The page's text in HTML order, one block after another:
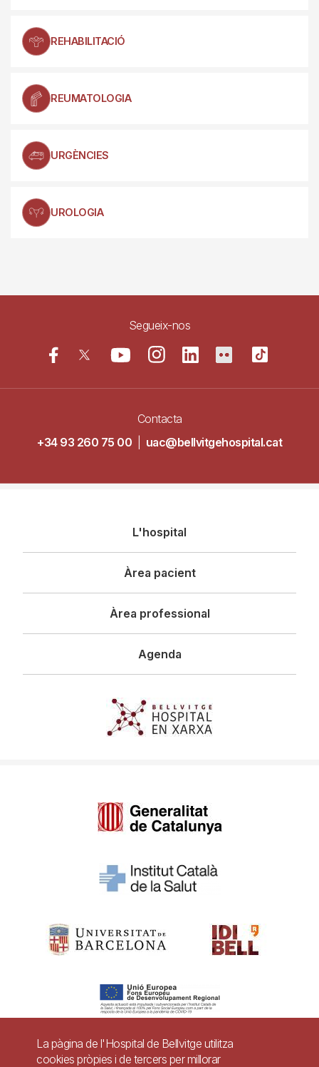
REHABILITACIÓ
REUMATOLOGIA
URGÈNCIES
UROLOGIA
Segueix-nos
Contacta
+34 93 260 75 00
uac@bellvitgehospital.cat
principal
L'hospital
Àrea pacient
Àrea professional
Agenda
La pàgina de l'Hospital de Bellvitge utilitza
cookies pròpies i de tercers per millorar